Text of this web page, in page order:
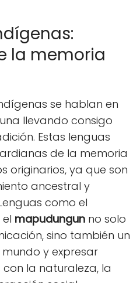
la memoria
se hablan en
llevando consigo
Estas lenguas
de la memoria
originarios, ya que son
ancestral y
como el
mapudungun no solo
sino también un
y expresar
la naturaleza, la